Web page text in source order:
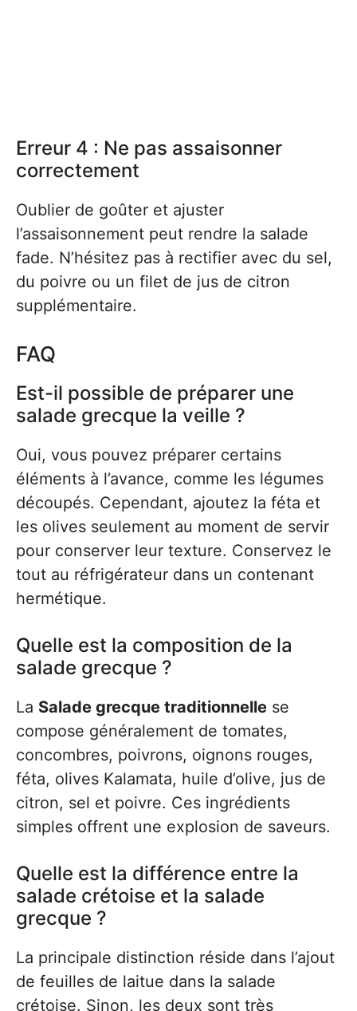
Erreur 4 : Ne pas assaisonner
correctement
Oublier de goûter et ajuster
l’assaisonnement peut rendre la salade
fade. N’hésitez pas à rectifier avec du sel,
du poivre ou un filet de jus de citron
supplémentaire.
FAQ
Est-il possible de préparer une
salade grecque la veille ?
Oui, vous pouvez préparer certains
éléments à l’avance, comme les légumes
découpés. Cependant, ajoutez la féta et
les olives seulement au moment de servir
pour conserver leur texture. Conservez le
tout au réfrigérateur dans un contenant
hermétique.
Quelle est la composition de la
salade grecque ?
La Salade grecque traditionnelle se
compose généralement de tomates,
concombres, poivrons, oignons rouges,
féta, olives Kalamata, huile d’olive, jus de
citron, sel et poivre. Ces ingrédients
simples offrent une explosion de saveurs.
Quelle est la différence entre la
salade crétoise et la salade
grecque ?
La principale distinction réside dans l’ajout
de feuilles de laitue dans la salade
crétoise. Sinon, les deux sont très